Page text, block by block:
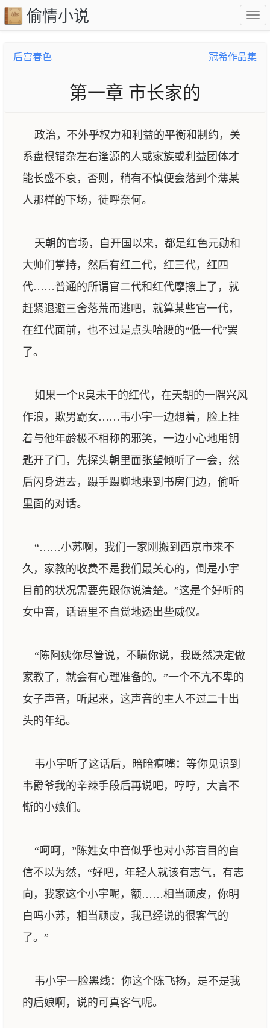
偷情小说
后宫春色 冠希作品集
第一章 市长家的
政治，不外乎权力和利益的平衡和制约，关
系盘根错杂左右逢源的人或家族或利益团体才
能长盛不衰，否则，稍有不慎便会落到个薄某
人那样的下场，徒呼奈何。
天朝的官场，自开国以来，都是红色元勋和
大帅们掌持，然后有红二代，红三代，红四
代……普通的所谓官二代和红代摩擦上了，就
赶紧退避三舍落荒而逃吧，就算某些官一代，
在红代面前，也不过是点头哈腰的“低一代”罢
了。
如果一个R臭未干的红代，在天朝的一隅兴风
作浪，欺男霸女……韦小宇一边想着，脸上挂
着与他年龄极不相称的邪笑，一边小心地用钥
匙开了门，先探头朝里面张望倾听了一会，然
后闪身进去，蹑手蹑脚地来到书房门边，偷听
里面的对话。
“……小苏啊，我们一家刚搬到西京市来不
久，家教的收费不是我们最关心的，倒是小宇
目前的状况需要先跟你说清楚。”这是个好听的
女中音，话语里不自觉地透出些威仪。
“陈阿姨你尽管说，不瞒你说，我既然决定做
家教了，就会有心理准备的。”一个不亢不卑的
女子声音，听起来，这声音的主人不过二十出
头的年纪。
韦小宇听了这话后，暗暗瘪嘴：等你见识到
韦爵爷我的辛辣手段后再说吧，哼哼，大言不
惭的小娘们。
“呵呵，”陈姓女中音似乎也对小苏盲目的自
信不以为然，“好吧，年轻人就该有志气，有志
向，我家这个小宇呢，额……相当顽皮，你明
白吗小苏，相当顽皮，我已经说的很客气的
了。”
韦小宇一脸黑线：你这个陈飞扬，是不是我
的后娘啊，说的可真客气呢。